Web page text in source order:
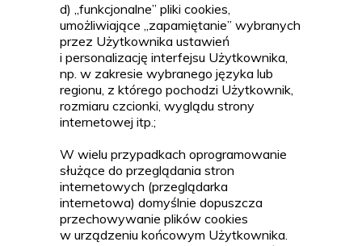
d) „funkcjonalne” pliki cookies,
umożliwiające „zapamiętanie” wybranych
przez Użytkownika ustawień
i personalizację interfejsu Użytkownika,
np. w zakresie wybranego języka lub
regionu, z którego pochodzi Użytkownik,
rozmiaru czcionki, wyglądu strony
internetowej itp.;
W wielu przypadkach oprogramowanie
służące do przeglądania stron
internetowych (przeglądarka
internetowa) domyślnie dopuszcza
przechowywanie plików cookies
w urządzeniu końcowym Użytkownika.